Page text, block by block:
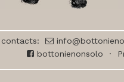
contacts:
bottonienonsolo ·